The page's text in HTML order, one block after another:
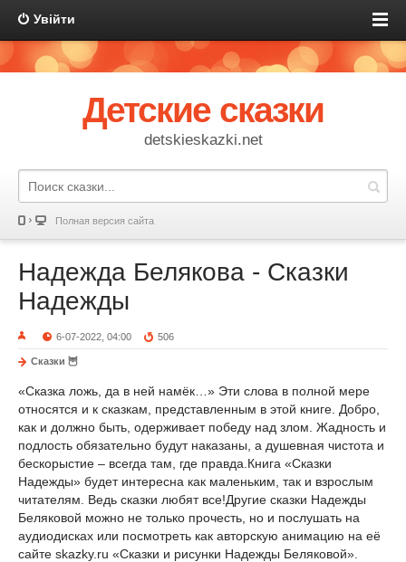
Увійти
Детские сказки
detskieskazki.net
Полная версия сайта
Надежда Белякова - Сказки
Надежды
6-07-2022, 04:00 506
Сказки 🦉
«Сказка ложь, да в ней намёк…» Эти слова в полной мере
относятся и к сказкам, представленным в этой книге. Добро,
как и должно быть, одерживает победу над злом. Жадность и
подлость обязательно будут наказаны, а душевная чистота и
бескорыстие – всегда там, где правда.Книга «Сказки
Надежды» будет интересна как маленьким, так и взрослым
читателям. Ведь сказки любят все!Другие сказки Надежды
Беляковой можно не только прочесть, но и послушать на
аудиодисках или посмотреть как авторскую анимацию на её
сайте skazky.ru «Сказки и рисунки Надежды Беляковой».